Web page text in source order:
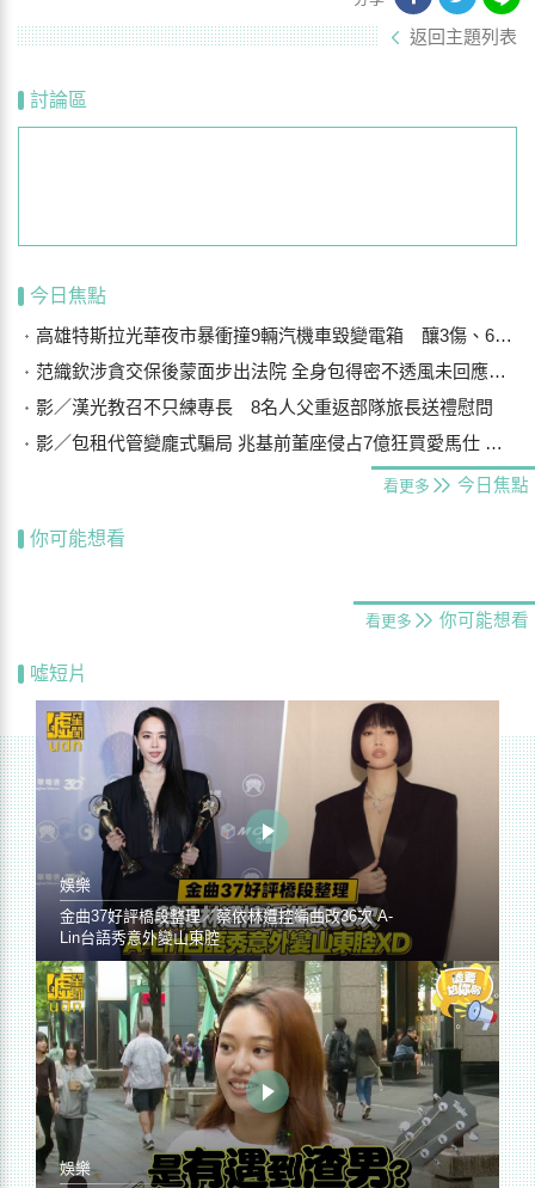
返回主題列表
討論區
今日焦點
高雄特斯拉光華夜市暴衝撞9輛汽機車毀變電箱 釀3傷、600戶停電
范織欽涉貪交保後蒙面步出法院 全身包得密不透風未回應案情
影／漢光教召不只練專長 8名人父重返部隊旅長送禮慰問
影／包租代管變龐式騙局 兆基前董座侵占7億狂買愛馬仕 李建成送北檢
看更多 今日焦點
你可能想看
看更多 你可能想看
噓短片
娛樂
金曲37好評橋段整理／蔡依林遭控編曲改36次 A-
Lin台語秀意外變山東腔
娛樂